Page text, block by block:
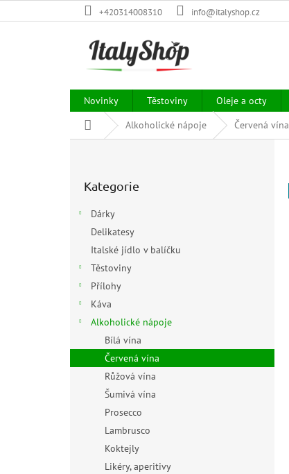
na
+420314008310 info@italyshop.cz
Novinky Těstoviny Oleje a octy
Domů Alkoholické nápoje Červená vína
l
kategorie
Kategorie
Dárky
Delikatesy
Italské jídlo v balíčku
Těstoviny
Přílohy
Káva
Alkoholické nápoje
Bílá vína
Červená vína
Růžová vína
Šumivá vína
Prosecco
Lambrusco
Koktejly
Likéry, aperitivy